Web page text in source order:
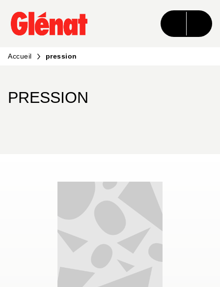
MENU RECHERCHE CONTENU
PIED DE PAGE
Accueil pression
PRESSION